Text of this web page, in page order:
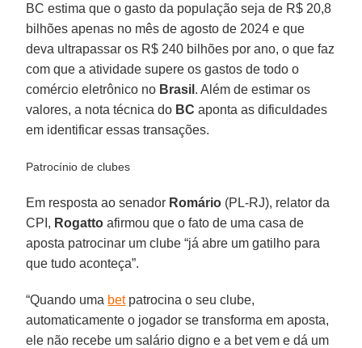
BC estima que o gasto da população seja de R$ 20,8
bilhões apenas no mês de agosto de 2024 e que
deva ultrapassar os R$ 240 bilhões por ano, o que faz
com que a atividade supere os gastos de todo o
comércio eletrônico no Brasil . Além de estimar os
valores, a nota técnica do BC aponta as dificuldades
em identificar essas transações.
Patrocínio de clubes
Em resposta ao senador Romário (PL-RJ), relator da
CPI, Rogatto afirmou que o fato de uma casa de
aposta patrocinar um clube “já abre um gatilho para
que tudo aconteça”.
“Quando uma betpatrocina o seu clube,
automaticamente o jogador se transforma em aposta,
ele não recebe um salário digno e a bet vem e dá um